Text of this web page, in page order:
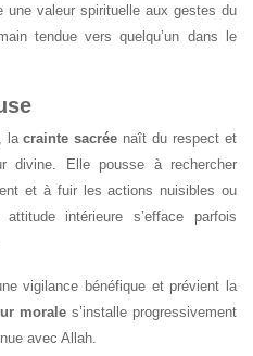
une valeur spirituelle aux gestes du
tendue vers quelqu’un dans le
lacrainte sacrée naît du respect et
divine. Elle pousse à rechercher
et à fuir les actions nuisibles ou
intérieure s’efface parfois
vigilance bénéfique et prévient la
morales’installe progressivement
avec Allah.